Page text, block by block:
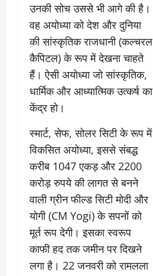
उनकी सोच उससे भी आगे की है।
वह अयोध्या को देश और दुनिया
की सांस्कृतिक राजधानी (कल्चरल
कैपिटल) के रूप में देखना चाहते
हैं। ऐसी अयोध्या जो सांस्कृतिक,
धार्मिक और आध्यात्मिक उत्कर्ष का
केंद्र हो।
स्मार्ट, सेफ, सोलर सिटी के रूप में
विकसित अयोध्या, इससे संबद्ध
करीब 1047 एकड़ और 2200
करोड़ रुपये की लागत से बनने
वाली ग्रीन फील्ड सिटी मोदी और
योगी (CM Yogi) के सपनों को
मूर्त रूप देगी। इसका स्वरूप
काफी हद तक जमीन पर दिखने
लगा है। 22 जनवरी को रामलला